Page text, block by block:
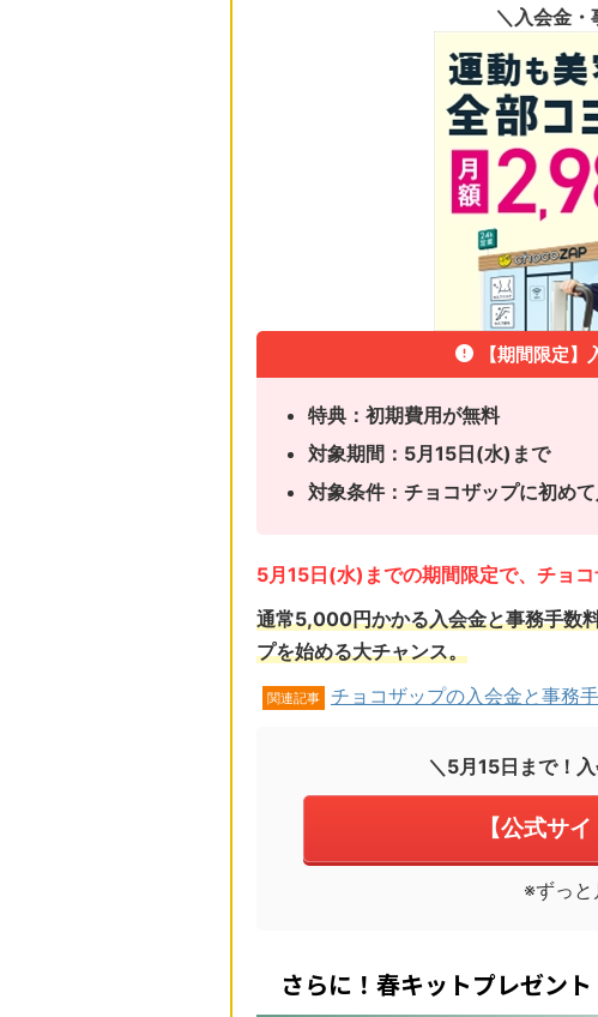
＼入会金・
【期間限定
特典：初期費用が無料
対象期間：5月15日(水)まで
対象条件：チョコザップに初め
5月15日(水)までの期間限定で、チョ
通常5,000円かかる入会金と事務手数
プを始める大チャンス。
関連記事 チョコザップの入会金と事務
＼5月15日まで！
【公式サ
※ずっ
さらに！春キットプレゼント